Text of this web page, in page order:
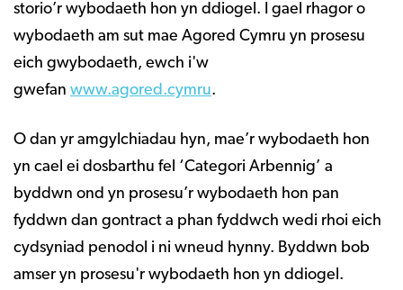
storio’r wybodaeth hon yn ddiogel. I gael rhagor o
wybodaeth am sut mae Agored Cymru yn prosesu
eich gwybodaeth, ewch i'w
gwefan www.agored.cymru.
O dan yr amgylchiadau hyn, mae’r wybodaeth hon
yn cael ei dosbarthu fel ‘Categori Arbennig’ a
byddwn ond yn prosesu’r wybodaeth hon pan
fyddwn dan gontract a phan fyddwch wedi rhoi eich
cydsyniad penodol i ni wneud hynny. Byddwn bob
amser yn prosesu'r wybodaeth hon yn ddiogel.